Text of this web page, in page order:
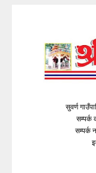
सुवर्ण
सम्पर्क
सम्पर्क